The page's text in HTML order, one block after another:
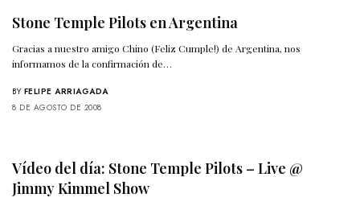
Stone Temple Pilots en Argentina
Gracias a nuestro amigo Chino (Feliz Cumple!) de Argentina, nos
informamos de la confirmación de…
BY FELIPE ARRIAGADA
8 DE AGOSTO DE 2008
Vídeo del día: Stone Temple Pilots – Live @
Jimmy Kimmel Show